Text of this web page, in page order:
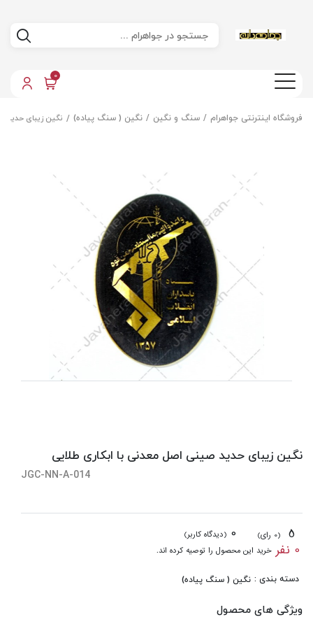
0
فروشگاه اینترنتی جواهرام سنگ و نگین نگین ( سنگ پیاده) نگین زیبای حدید
نگین زیبای حدید صینی اصل معدنی با ابکاری طلایی
JGC-NN-A-014
(0 رای) 0 (دیدگاه کاربر)
0 نفر خرید این محصول را توصیه کرده اند.
دسته بندی : نگین ( سنگ پیاده)
ویژگی های محصول